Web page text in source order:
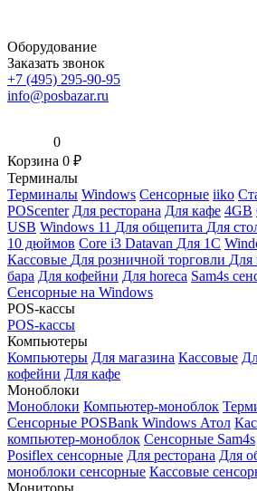
Оборудование
Заказать звонок
+7 (495) 295-90-95
info@posbazar.ru
0
Корзина 0 ₽
Терминалы
Терминалы Windows Сенсорные iiko
POScenter Для ресторана Для кафе 4GB
USB Windows 11 Для общепита Для
10 дюймов Core i3 Datavan Для 1С
Кассовые Для розничной торговли Для
бара Для кофейни Для horeca Sam4s
Сенсорные на Windows
POS-кассы
POS-кассы
Компьютеры
Компьютеры Для магазина Кассовые
кофейни Для кафе
Моноблоки
Моноблоки Компьютер-моноблок
Сенсорные POSBank Windows Атол
компьютер-моноблок Сенсорные Sam4s
Posiflex сенсорные Для ресторана Для
моноблоки сенсорные Кассовые
Мониторы